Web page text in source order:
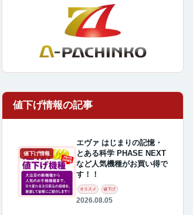
値下げ情報
エヴァ はじまりの記憶・
とある科学 PHASE NEXT
など人気機種がお買い得で
す！！
オススメ 値下げ
2026.08.05